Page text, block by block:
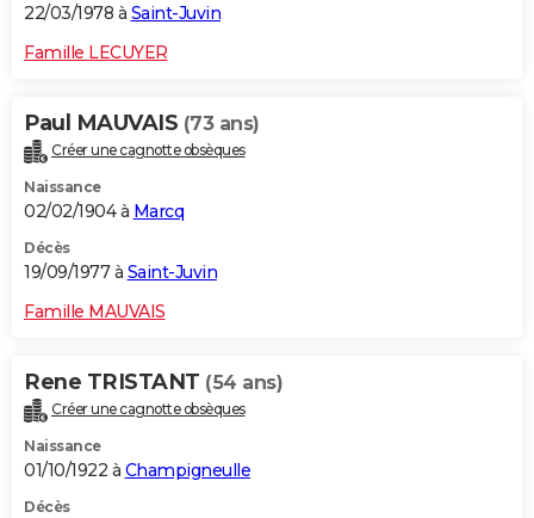
22/03/1978 à Saint-Juvin
Famille LECUYER
Paul MAUVAIS (73 ans)
Créer une cagnotte obsèques
Naissance
02/02/1904 à Marcq
Décès
19/09/1977 à Saint-Juvin
Famille MAUVAIS
Rene TRISTANT (54 ans)
Créer une cagnotte obsèques
Naissance
01/10/1922 à Champigneulle
Décès